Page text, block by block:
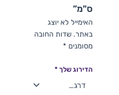
ס"מ”
האימייל לא יוצג
באתר. שדות החובה
מסומנים *
הדירוג שלך*